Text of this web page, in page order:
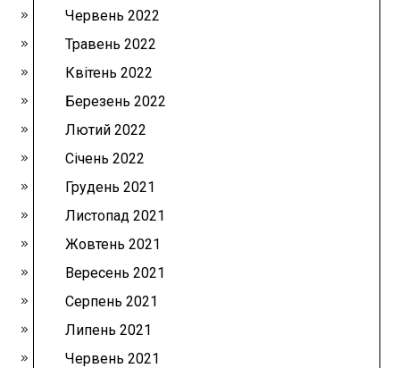
Червень 2022
Травень 2022
Квітень 2022
Березень 2022
Лютий 2022
Січень 2022
Грудень 2021
Листопад 2021
Жовтень 2021
Вересень 2021
Серпень 2021
Липень 2021
Червень 2021